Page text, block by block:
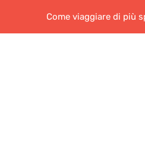
Come viaggiare di più